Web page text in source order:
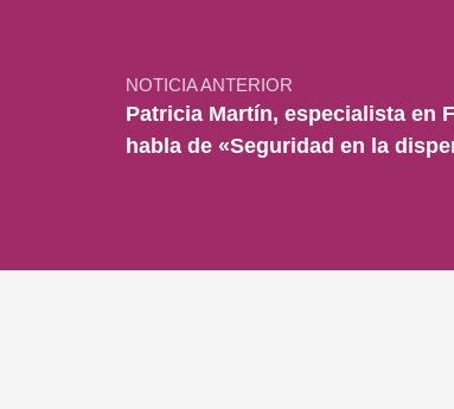
NOTICIA ANTERIOR
Patricia Martín, especialista en
habla de «Seguridad en la